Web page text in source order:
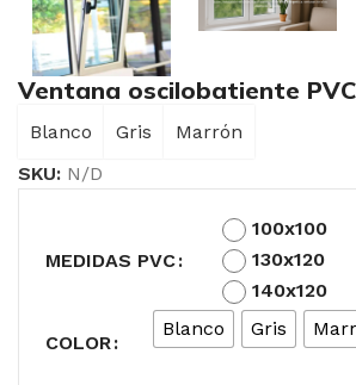
Ventana oscilobatiente PVC
Blanco Gris
Marrón
SKU: N/D
MEDIDAS PVC
100x100
130x120
140x120
COLOR
Blanco Gris